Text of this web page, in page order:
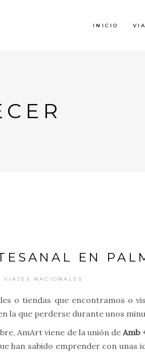
INICIO
EN
VIAJES NACIONALES
o tiendas que encontramos o
la que perderse durante unos
AmArt viene de la unión de Amb
han sabido emprender con unas